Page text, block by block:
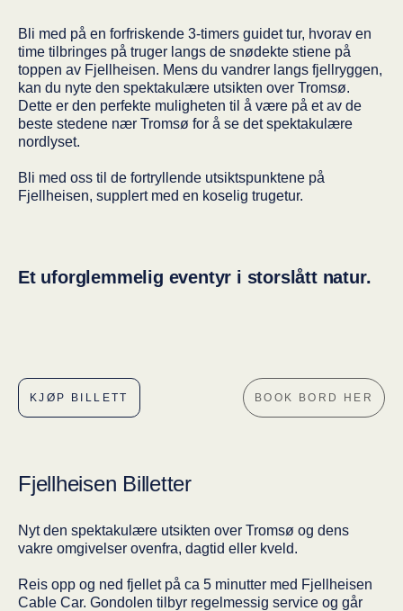
Bli med på en forfriskende 3-timers guidet tur, hvorav en
time tilbringes på truger langs de snødekte stiene på
toppen av Fjellheisen. Mens du vandrer langs fjellryggen,
kan du nyte den spektakulære utsikten over Tromsø.
Dette er den perfekte muligheten til å være på et av de
beste stedene nær Tromsø for å se det spektakulære
nordlyset.
Bli med oss til de fortryllende utsiktspunktene på
Fjellheisen, supplert med en koselig trugetur.
Et uforglemmelig eventyr i storslått natur.
KJØP BILLETT BOOK BORD HER
Fjellheisen Billetter
Nyt den spektakulære utsikten over Tromsø og dens
vakre omgivelser ovenfra, dagtid eller kveld.
Reis opp og ned fjellet på ca 5 minutter med Fjellheisen
Cable Car. Gondolen tilbyr regelmessig service og går